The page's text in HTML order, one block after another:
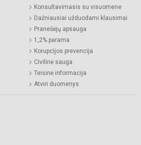
Konsultavimasis su visuomene
Dažniausiai užduodami klausimai
Pranešėjų apsauga
1,2% parama
Korupcijos prevencija
Civilinė sauga
Teisinė informacija
Atviri duomenys